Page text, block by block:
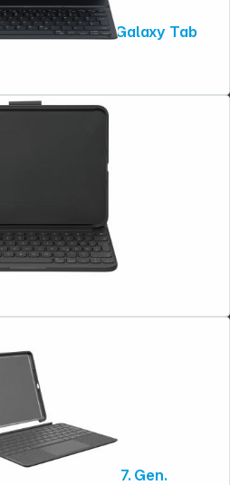
für Galaxy Tab
für iPad 10.9
Logitech Combo Touch graphite für iPad 7. Gen.